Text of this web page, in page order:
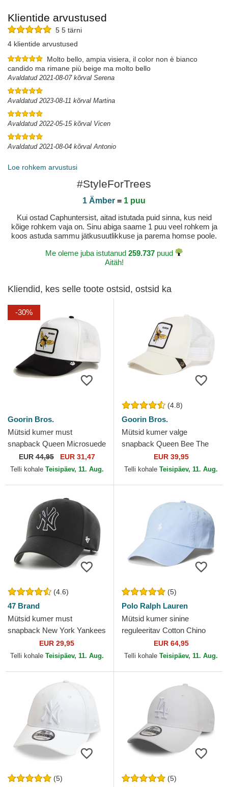
Klientide arvustused
5 5 tärni
4 klientide arvustused
Molto bello, ampia visiera, il color non è bianco
candido ma rimane più beige ma molto bello
Avaldatud 2021-08-07 kõrval Serena
Avaldatud 2023-08-11 kõrval Martina
Avaldatud 2022-05-15 kõrval Vicen
Avaldatud 2021-08-04 kõrval Antonio
Loe rohkem arvustusi
#StyleForTrees
1 Ämber = 1 puu
Kui ostad Caphuntersist, aitad istutada puid sinna, kus neid
kõige rohkem vaja on. Sinu abiga saame 1 puu veel rohkem ja
koos astuda sammu jätkusuutlikkuse ja parema homse poole.
Me oleme juba istutanud 259.737 puud
Aitäh!
Kliendid, kes selle toote ostsid, ostsid ka
-30%
Goorin Bros.
Mütsid kumer must
snapback Queen Microsuede
Bee The Farm Goorin Bros.
EUR44,95 EUR 31,47
Telli kohale Teisipäev, 11. Aug.
(4.8)
Goorin Bros.
Mütsid kumer valge
snapback Queen Bee The
Farm Goorin Bros.
EUR 39,95
Telli kohale Teisipäev, 11. Aug.
(4.6)
47 Brand
Mütsid kumer must
snapback New York Yankees
MLB 47 BrandEUR 29,95
Telli kohale Teisipäev, 11. Aug.
(5)
Polo Ralph Lauren
Mütsid kumer sinine
reguleeritav Cotton Chino
Classic Sport Polo Ralph
Lauren
EUR 64,95
Telli kohale Teisipäev, 11. Aug.
(5) (5)